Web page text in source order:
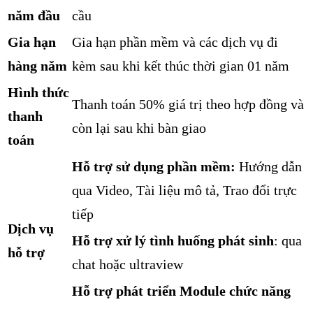
năm đầu
cầu
Gia hạn
hàng năm
Gia hạn phần mềm và các dịch vụ đi
kèm sau khi kết thúc thời gian 01 năm
Hình thức
thanh
toán
Thanh toán 50% giá trị theo hợp đồng và
còn lại sau khi bàn giao
Dịch vụ
hỗ trợ
Hỗ trợ sử dụng phần mềm: Hướng dẫn
qua Video, Tài liệu mô tả, Trao đổi trực
tiếp
Hỗ trợ xử lý tình huống phát sinh: qua
chat hoặc ultraview
Hỗ trợ phát triển Module chức năng